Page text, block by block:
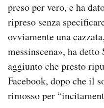
preso per vero, e ha
ripreso senza
ovviamente una
messinscena», ha
aggiunto che presto
Facebook, dopo che il
rimosso per